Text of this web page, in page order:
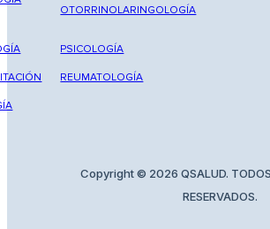
OTORRINOLARINGOLOGÍA
PSICOLOGÍA
REUMATOLOGÍA
Copyright © 2026 QSALUD. TODOS
RESERVADOS.